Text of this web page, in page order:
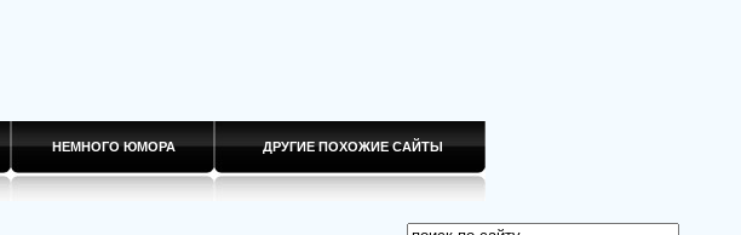
НЕМНОГО ЮМОРА ДРУГИЕ ПОХОЖИЕ САЙТЫ